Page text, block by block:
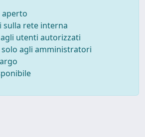
aperto
sulla rete interna
utenti autorizzati
agli amministratori